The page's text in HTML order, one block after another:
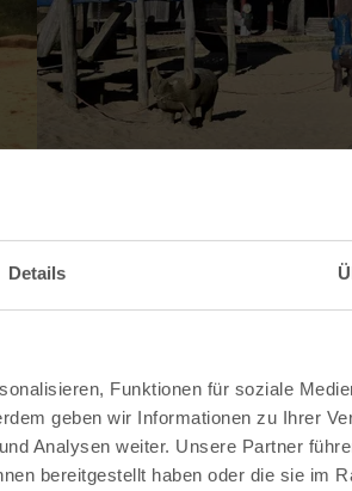
Details
Funktionen für soziale
geben wir Informationen zu Ihrer
Analysen weiter. Unsere Partner
bereitgestellt haben oder die sie im
öffnen